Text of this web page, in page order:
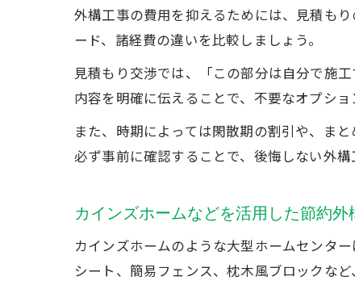
外構工事の費用を抑えるためには、見積も
ード、諸経費の違いを比較しましょう。
見積もり交渉では、「この部分は自分で施
内容を明確に伝えることで、不要なオプショ
また、時期によっては閑散期の割引や、ま
必ず事前に確認することで、後悔しない外構
カインズホームなどを活用した節約外
カインズホームのような大型ホームセンタ
シート、簡易フェンス、枕木風ブロックな